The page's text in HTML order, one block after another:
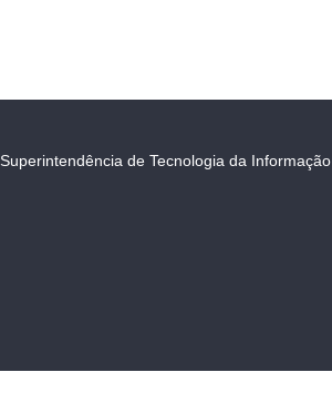
Superintendência de Tecnologia da Informação